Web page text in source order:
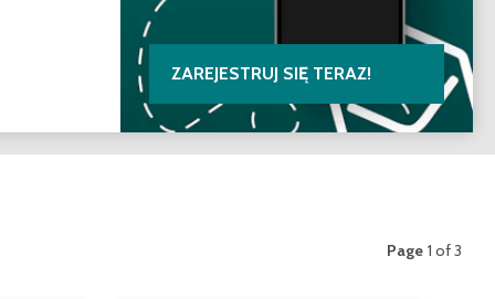
ZAREJESTRUJ SIĘ TERAZ!
Page 1 of 3